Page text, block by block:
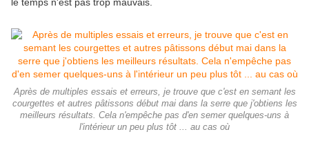
Après de multiples essais et erreurs, je trouve que c'est en semant les
courgettes et autres pâtissons début mai dans la serre que j'obtiens les
meilleurs résultats. Cela n'empêche pas d'en semer quelques-uns à
l'intérieur un peu plus tôt ... au cas où